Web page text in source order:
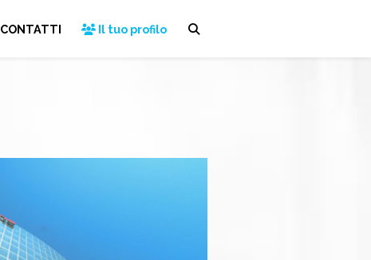
CONTATTI Il tuo profilo